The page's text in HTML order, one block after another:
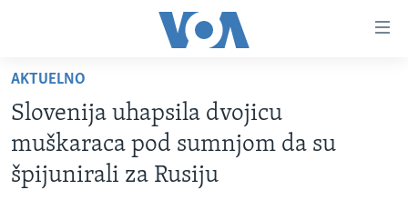
glavni
sadržaj
na
glavnu
TV PROGRAM
VIDEO
FOTOGRAFIJE DANA
VIJESTI
AKTUELNO
Slovenija uhapsila dvojicu
muškaraca pod sumnjom da su
špijunirali za Rusiju